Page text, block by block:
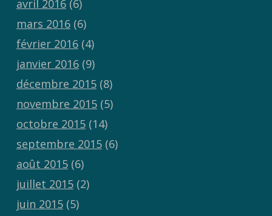
avril 2016(6)
mars 2016(6)
février 2016(4)
janvier 2016(9)
décembre 2015(8)
novembre 2015(5)
octobre 2015(14)
septembre 2015(6)
août 2015(6)
juillet 2015(2)
juin 2015(5)